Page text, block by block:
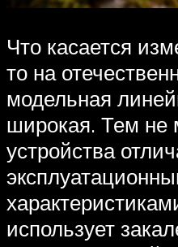
Что касается
то на
модельная
широкая. Тем не
устройства
использует